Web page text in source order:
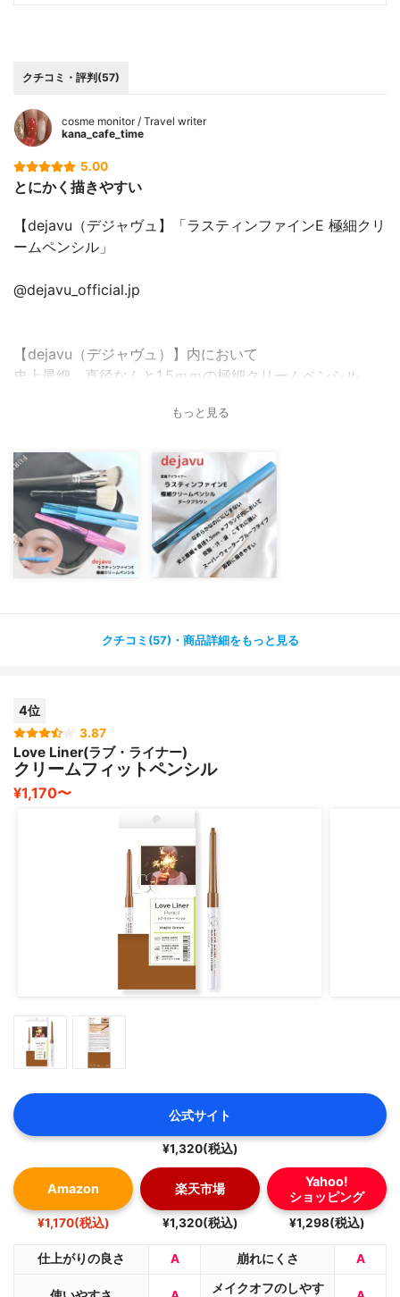
クチコミ・評判(57)
cosme monitor / Travel writer
kana_cafe_time
5.00
とにかく描きやすい
【dejavu（デジャヴュ】「ラスティンファインE 極細クリ
ームペンシル」
@dejavu_official.jp
【dejavu（デジャヴュ）】内において
史上最細、直径なんと1.5ｍｍの極細クリームペンシル。
なめらかな描き心地で
本当に細いのでまつ毛のきわきわを攻める事ができる！
しかも、スーパーウォータープルーフタイプなので
皮脂・汗・涙とこすれに強いのは
試し描きに腕に描いたラインを
それくらい強力なので
涙目になりやすい私もパンダにならずで嬉しい！
しかも美容成分配合なので
（セラミドNP、ローズマリーエキス、スクワラン（保
乾いた感もなくて1日中目元くっきりです。
化粧ポーチの1軍メンバーです♪
極細クリームペンシルダークブラウンを提供していただき
ました🍋
@cchannel_lemonsquare
#デジャヴュ #アイメイク #マスクメイク #コスメ好きな
人と繋がりたい #極細クリームペンシル #アイライナー #
アイライン #ペンシルアイライナー #目元メイク #新発売
もっと見る
クチコミ(57)・商品詳細をもっと見る
4位
3.87
Love Liner(ラブ・ライナー)
クリームフィットペンシル
¥1,170〜
公式サイト
¥1,320(税込)
Amazon
¥1,170(税込)
楽天市場
¥1,320(税込)
Yahoo!
ショッピング
¥1,298(税込)
仕上がりの良さ A 崩れにくさ A
メイクオフのしやす